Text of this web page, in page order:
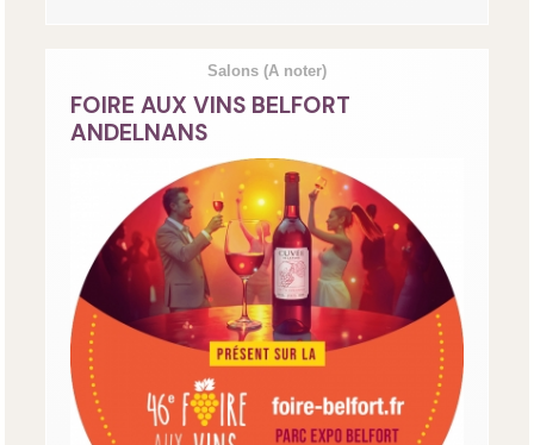
Salons (A noter)
FOIRE AUX VINS BELFORT
ANDELNANS